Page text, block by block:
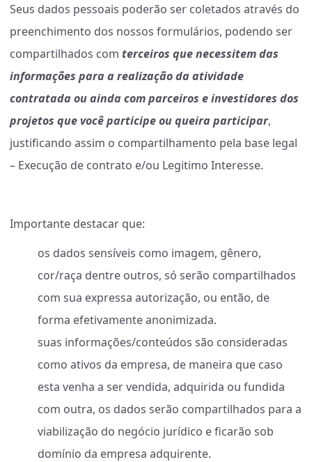
Seus dados pessoais poderão ser coletados através do
preenchimento dos nossos formulários, podendo ser
compartilhados com terceiros que necessitem das
informações para a realização da atividade
contratada ou ainda com parceiros e investidores dos
projetos que você participe ou queira participar,
justificando assim o compartilhamento pela base legal
– Execução de contrato e/ou Legitimo Interesse.
Importante destacar que:
os dados sensíveis como imagem, gênero,
cor/raça dentre outros, só serão compartilhados
com sua expressa autorização, ou então, de
forma efetivamente anonimizada.
suas informações/conteúdos são consideradas
como ativos da empresa, de maneira que caso
esta venha a ser vendida, adquirida ou fundida
com outra, os dados serão compartilhados para a
viabilização do negócio jurídico e ficarão sob
domínio da empresa adquirente.